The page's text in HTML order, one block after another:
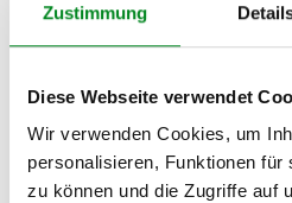
Zustimmung
Diese Webseite verwendet
Wir verwenden Cookies, um
personalisieren, Funktionen für
zu können und die Zugriffe auf
VOLKSWAGEN GOLF III
(1H1) 1.9 TDI
VOLKSWAGEN GOLF III
VOLKSWAGEN GOLF III
(1H1) 2.9 VR6 (1HX1)